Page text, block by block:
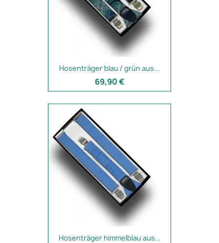
Hosenträger blau / grün aus...
69,90 €
Hosenträger himmelblau aus...